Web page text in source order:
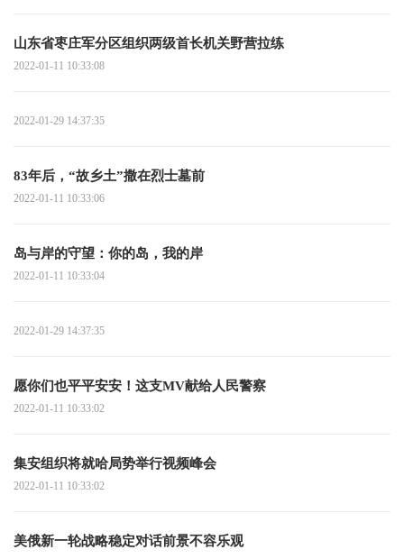
山东省枣庄军分区组织两级首长机关野营拉练
2022-01-11 10:33:08
2022-01-29 14:37:35
83年后，“故乡土”撒在烈士墓前
2022-01-11 10:33:06
岛与岸的守望：你的岛，我的岸
2022-01-11 10:33:04
2022-01-29 14:37:35
愿你们也平平安安！这支MV献给人民警察
2022-01-11 10:33:02
集安组织将就哈局势举行视频峰会
2022-01-11 10:33:02
美俄新一轮战略稳定对话前景不容乐观